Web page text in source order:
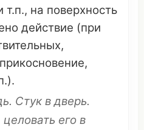
т.п., на поверхность
действие (при
,
,
. Стук вдверь.
целовать его в